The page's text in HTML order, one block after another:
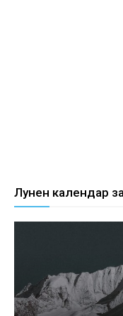
Лунен календар